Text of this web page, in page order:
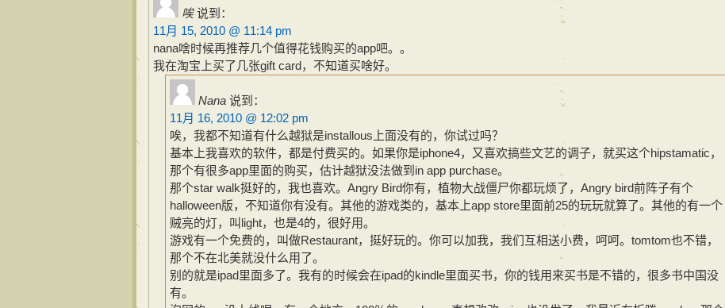
唉 说到：
11月 15, 2010 @ 11:14 pm
nana啥时候再推荐几个值得花钱购买的app吧。。
我在淘宝上买了几张gift card，不知道买啥好。
Nana 说到：
11月 16, 2010 @ 12:02 pm
唉，我都不知道有什么越狱是installous上面没有的，你试过吗？
基本上我喜欢的软件，都是付费买的。如果你是iphone4，又喜欢搞些文艺的调子，就买这个hipstamatic，
那个有很多app里面的购买，估计越狱没法做到in app purchase。
那个star walk挺好的，我也喜欢。Angry Bird你有，植物大战僵尸你都玩烦了，Angry bird前阵子有个
halloween版，不知道你有没有。其他的游戏类的，基本上app store里面前25的玩玩就算了。其他的有一个
贼亮的灯，叫light，也是4的，很好用。
游戏有一个免费的，叫做Restaurant，挺好玩的。你可以加我，我们互相送小费，呵呵。tomtom也不错，
那个不在北美就没什么用了。
别的就是ipad里面多了。我有的时候会在ipad的kindle里面买书，你的钱用来买书是不错的，很多书中国没
有。